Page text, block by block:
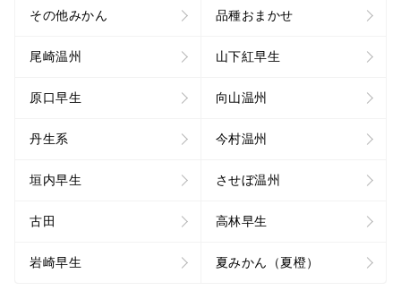
その他みかん 品種おまかせ
尾崎温州 山下紅早生
原口早生 向山温州
丹生系 今村温州
垣内早生 させぼ温州
古田 高林早生
岩崎早生 夏みかん（夏橙）